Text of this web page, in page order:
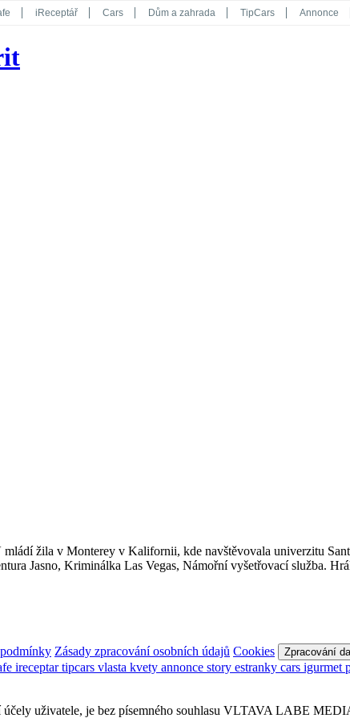
iReceptář Cars Dům a zahrada TipCars Annonce
žila v Monterey v Kalifornii, kde navštěvovala univerzitu
Jasno, Kriminálka Las Vegas, Námořní vyšetřovací služba.
Zásady zpracování osobních údajů Cookies Zpracování
ireceptartipcars vlasta kvety annonce story estranky cars igurmet
uživatele, je bez písemného souhlasu VLTAVA LABE